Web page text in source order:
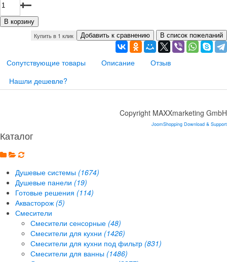
Купить в 1 клик
Сопутствующие товары Описание
Отзыв
Нашли дешевле?
Copyright MAXXmarketing GmbH
JoomShopping Download & Support
Каталог
Душевые системы (1674)
Душевые панели (19)
Готовые решения (114)
Аквасторож (5)
Смесители
Смесители сенсорные (48)
Смесители для кухни (1426)
Смесители для кухни под фильтр (831)
Смесители для ванны (1486)